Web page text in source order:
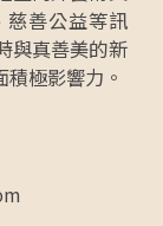
慈善公益等訊
與真善美的新
極影響力。